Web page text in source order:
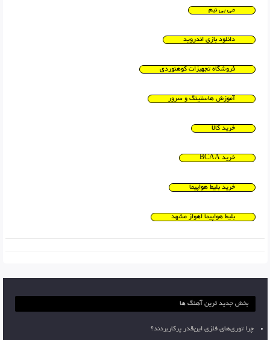
می بی نیم
دانلود بازی اندروید
فروشگاه تجهیزات کوهنوردی
آموزش هاستینگ و سرور
خرید کالا
خرید BCAA
خرید بلیط هواپیما
بلیط هواپیما اهواز مشهد
بخش جدید ترین آهنگ ها
چرا توری‌های فلزی این‌قدر پرکاربردند؟